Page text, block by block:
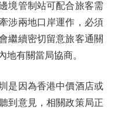
境管制站可配合旅客需
涉兩地口岸運作，必須
繼續密切留意旅客通關
地有關當局協商。
因為香港中價酒店或
到意見，相關政策局正